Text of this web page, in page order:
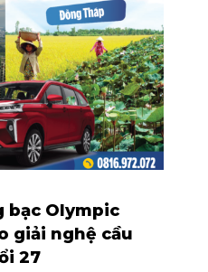
bạc Olympic
giải nghệ cầu
27